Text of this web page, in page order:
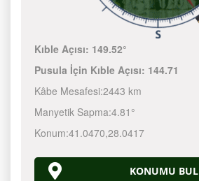
Kıble Açısı: 149.52°
Pusula İçin Kıble Açısı: 144.71
Kâbe Mesafesi:2443 km
Manyetik Sapma:4.81°
Konum:41.0470,28.0417
KONUMU BUL